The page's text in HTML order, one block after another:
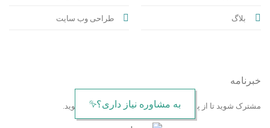
بلاگ طراحی وب سایت
خبرنامه
مشترک شوید تا از پیشنهادات ویژه و اخبار شرکت مطلع شوید.
به مشاوره نیاز داری؟